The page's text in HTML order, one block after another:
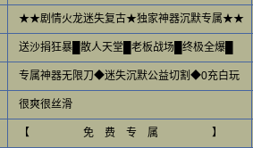
★★剧情火龙迷失复古★独家神器沉默专属★★
送沙捐狂暴█散人天堂█老板战场█终极全爆█
专属神器无限刀◆迷失沉默公益切割◆0充白玩
很爽很丝滑
【 免 费 专 属 】